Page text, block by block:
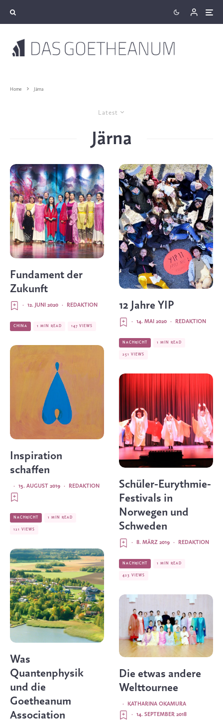
Home Järna
Latest
Järna
Fundament der
Zukunft
REDAKTION
·
12. JUNI 2020
·
CHINA 1 MIN READ 147 VIEWS
Inspiration
schaffen
REDAKTION
·
15. AUGUST 2019
·
NACHRICHT 1 MIN READ
121 VIEWS
Was
Quantenphysik
und die
Goetheanum
Association
12 Jahre YIP
REDAKTION
·
14. MAI 2020
·
NACHRICHT 1 MIN READ
251 VIEWS
Schüler-Eurythmie-
Festivals in
Norwegen und
Schweden
REDAKTION
·
8. MÄRZ 2019
·
NACHRICHT 1 MIN READ
423 VIEWS
Die etwas andere
Welttournee
KATHARINA OKAMURA
·
14. SEPTEMBER 2018
·